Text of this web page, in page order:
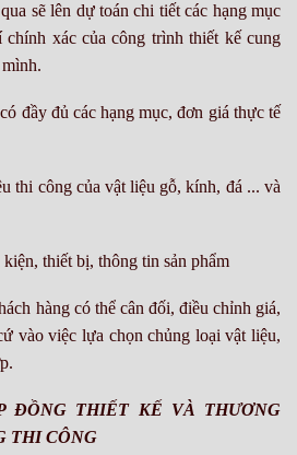
sẽ lên dự toán chi tiết các hạng mục
xác của công trình thiết kế cung
đầy đủ các hạng mục, đơn giá thực tế
thi công của vật liệu gỗ, kính, đá ... và
thiết bị, thông tin sản phẩm
hàng có thể cân đối, điều chỉnh giá,
vào việc lựa chọn chủng loại vật liệu,
ĐỒNG THIẾT KẾ VÀ THƯƠNG
THI CÔNG